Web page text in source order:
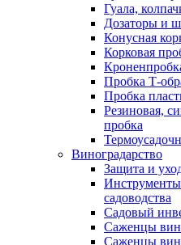
Гуала,
Дозаторы и
Конусная
Корковая
Пробка Т-
Пробка
Резиновая,
пробка
Виноградарство
Защита и
Инструменты
садоводства
Садовый
Саженцы
Саженцы